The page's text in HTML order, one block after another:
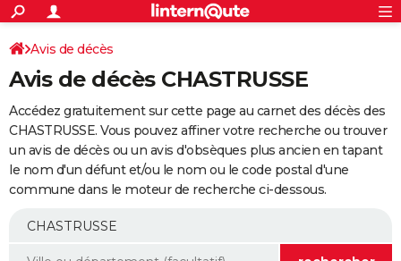
ACTUALITÉS
Politique
Société
Faits Divers
Education
Monde
Villes
+
SPORT
Coupe du monde 2026
Football
Tennis
Cyclisme
Rugby
Forum
Programme TV
TNT
Streaming
Cinéma
Sorties cinéma
Musique
+
FINANCE
Impôts
Immobilier
Risques naturels par ville
Banque
Assurance
Crédit
AUTO
Essais
Réserver un essai
Citadines
Berlines
SUV
Forum auto
+
Mobiles
Meilleur smartphone
Internet
Ordinateurs
Jeux vidéo
Guide high-tech
Avis de décès
Avis de décès CHASTRUSSE
Accédez gratuitement sur cette page au carnet des décès des
CHASTRUSSE. Vous pouvez affiner votre recherche ou trouver
un avis de décès ou un avis d'obsèques plus ancien en tapant
le nom d'un défunt et/ou le nom ou le code postal d'une
commune dans le moteur de recherche ci-dessous.